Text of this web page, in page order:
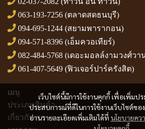
เว็บไซต์นี้มีการใช้งานคุกกี้ เพื่อเพิ่มป
ประสบการณ์ที่ดีในการใช้งานเว็บไซต์ขอ
อ่านรายละเอียดเพิ่มเติมได้ที่ นโยบายคว
063-193-7256 (ตลาดสดธนบุรี)
094-695-1244 (สยามพารากอน)
094-571-8396 (เอ็มควอเทียร์)
082-484-5768 (เดอะมอลล์งามวงศ์วา
061-407-5649 (ฟิวเจอร์ปาร์ครังสิต)
เมนู
ประเภทสินค้า
เกี่ยวกับเรา